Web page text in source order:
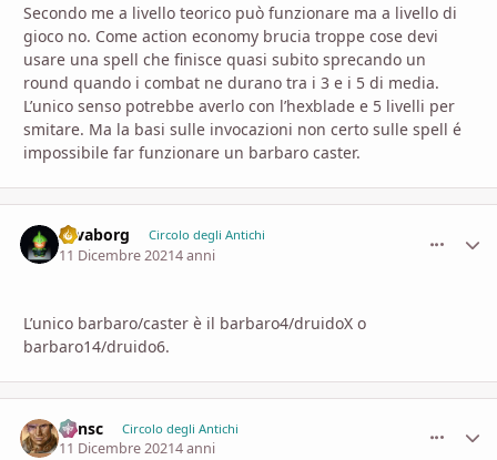
Secondo me a livello teorico può funzionare ma a livello di
gioco no. Come action economy brucia troppe cose devi
usare una spell che finisce quasi subito sprecando un
round quando i combat ne durano tra i 3 e i 5 di media.
L’unico senso potrebbe averlo con l’hexblade e 5 livelli per
smitare. Ma la basi sulle invocazioni non certo sulle spell é
impossibile far funzionare un barbaro caster.
savaborg Circolo degli Antichi
11 Dicembre 20214 anni
L’unico barbaro/caster è il barbaro4/druidoX o
barbaro14/druido6.
Minsc Circolo degli Antichi
11 Dicembre 20214 anni